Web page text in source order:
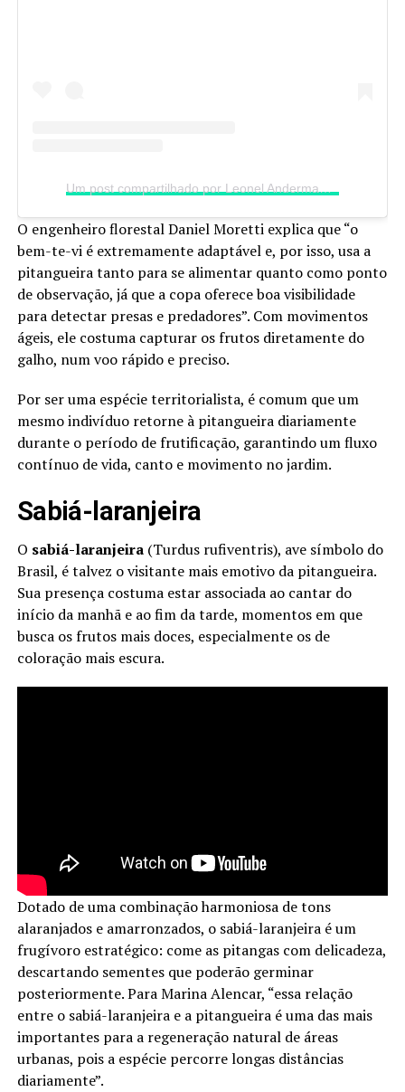
Um post compartilhado por Leonel Anderman (@leonelandermanbio)
O engenheiro florestal Daniel Moretti explica que “o
bem-te-vi é extremamente adaptável e, por isso, usa a
pitangueira tanto para se alimentar quanto como ponto
de observação, já que a copa oferece boa visibilidade
para detectar presas e predadores”. Com movimentos
ágeis, ele costuma capturar os frutos diretamente do
galho, num voo rápido e preciso.
Por ser uma espécie territorialista, é comum que um
mesmo indivíduo retorne à pitangueira diariamente
durante o período de frutificação, garantindo um fluxo
contínuo de vida, canto e movimento no jardim.
Sabiá-laranjeira
O sabiá-laranjeira(Turdus rufiventris), ave símbolo do
Brasil, é talvez o visitante mais emotivo da pitangueira.
Sua presença costuma estar associada ao cantar do
início da manhã e ao fim da tarde, momentos em que
busca os frutos mais doces, especialmente os de
coloração mais escura.
Dotado de uma combinação harmoniosa de tons
alaranjados e amarronzados, o sabiá-laranjeira é um
frugívoro estratégico: come as pitangas com delicadeza,
descartando sementes que poderão germinar
posteriormente. Para Marina Alencar, “essa relação
entre o sabiá-laranjeira e a pitangueira é uma das mais
importantes para a regeneração natural de áreas
urbanas, pois a espécie percorre longas distâncias
diariamente”.